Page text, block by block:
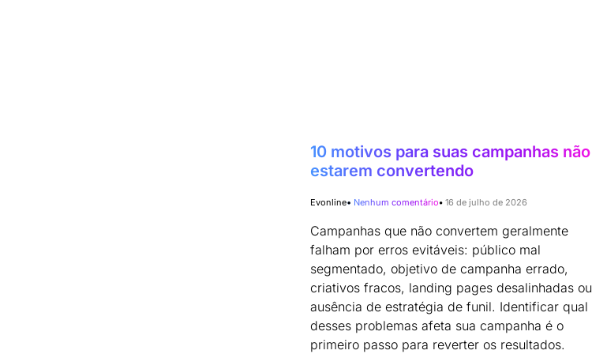
10 motivos para suas campanhas não
estarem convertendo
Evonline 16 de julho de 2026
Nenhum comentário
Campanhas que não convertem geralmente
falham por erros evitáveis: público mal
segmentado, objetivo de campanha errado,
criativos fracos, landing pages desalinhadas ou
ausência de estratégia de funil. Identificar qual
desses problemas afeta sua campanha é o
primeiro passo para reverter os resultados.